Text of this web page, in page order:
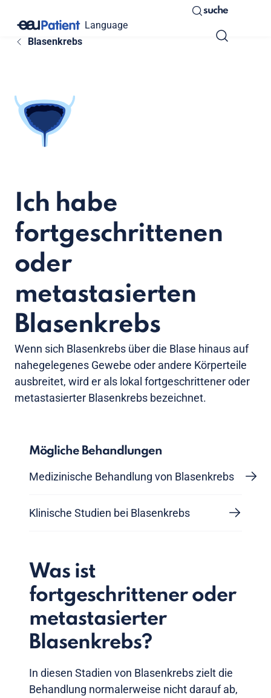
Language
suche
Blasenkrebs
Ich habe
fortgeschrittenen
oder
metastasierten
Blasenkrebs
Wenn sich Blasenkrebs über die Blase hinaus auf
nahegelegenes Gewebe oder andere Körperteile
ausbreitet, wird er als lokal fortgeschrittener oder
metastasierter Blasenkrebs bezeichnet.
Mögliche Behandlungen
Medizinische Behandlung von Blasenkrebs
Klinische Studien bei Blasenkrebs
Was ist
fortgeschrittener oder
metastasierter
Blasenkrebs?
In diesen Stadien von Blasenkrebs zielt die
Behandlung normalerweise nicht darauf ab,